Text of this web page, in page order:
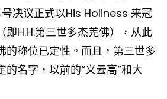
决议正式以His Holiness 来冠
即H.H.第三世多杰羌佛），从此
的称位已定性。而且，第三世多
的名字，以前的“义云高”和大